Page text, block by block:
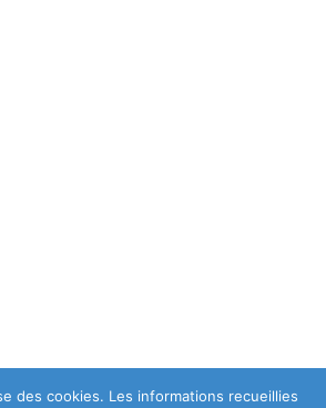
des cookies. Les informations recueillies